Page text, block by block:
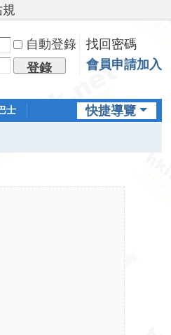
規
自動登錄
找回密碼
登錄 會員申請加入
快捷導覽
士